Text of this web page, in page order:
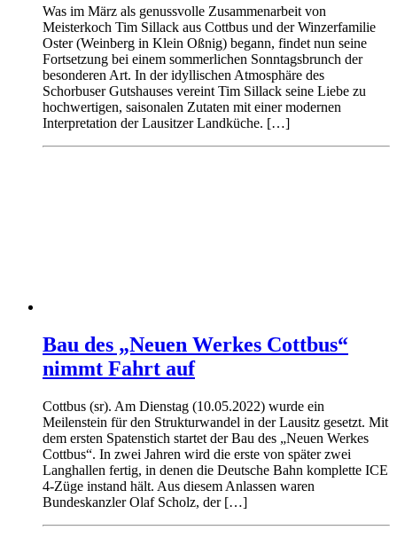
Was im März als genussvolle Zusammenarbeit von
Meisterkoch Tim Sillack aus Cottbus und der Winzerfamilie
Oster (Weinberg in Klein Oßnig) begann, findet nun seine
Fortsetzung bei einem sommerlichen Sonntagsbrunch der
besonderen Art. In der idyllischen Atmosphäre des
Schorbuser Gutshauses vereint Tim Sillack seine Liebe zu
hochwertigen, saisonalen Zutaten mit einer modernen
Interpretation der Lausitzer Landküche. […]
Bau des „Neuen Werkes Cottbus“
nimmt Fahrt auf
Cottbus (sr). Am Dienstag (10.05.2022) wurde ein
Meilenstein für den Strukturwandel in der Lausitz gesetzt. Mit
dem ersten Spatenstich startet der Bau des „Neuen Werkes
Cottbus“. In zwei Jahren wird die erste von später zwei
Langhallen fertig, in denen die Deutsche Bahn komplette ICE
4-Züge instand hält. Aus diesem Anlassen waren
Bundeskanzler Olaf Scholz, der […]